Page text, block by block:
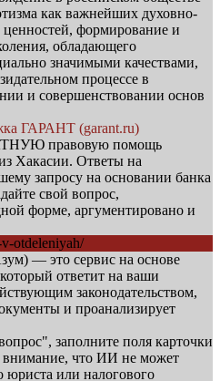
как важнейших духовно-
формирование и
обладающего
значимыми качествами,
процессе в
и совершенствовании основ
ГАРАНТ (garant.ru)
правовую помощь
Хакасии. Ответы на
запросу на основании банка
свой вопрос,
форме, аргументировано и
— это сервис на основе
ответит на ваши
законодательством,
и проанализирует
заполните поля карточки
внимание, что ИИ не может
юриста или налогового